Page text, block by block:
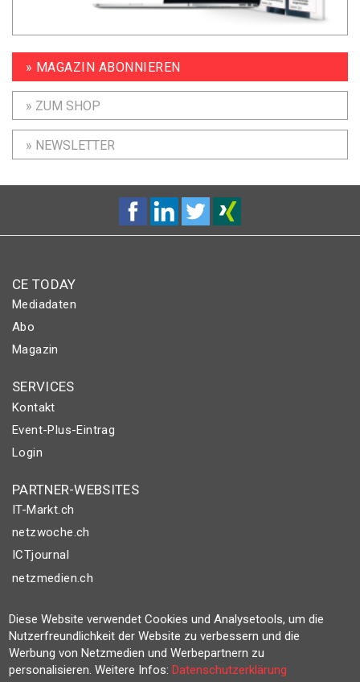
» MAGAZIN ABONNIEREN
» ZUM SHOP
» NEWSLETTER
CE TODAY
Mediadaten
Abo
Magazin
SERVICES
Kontakt
Event-Plus-Eintrag
Login
PARTNER-WEBSITES
IT-Markt.ch
netzwoche.ch
ICTjournal
netzmedien.ch
© NETZMEDIEN AG 2026
Impressum
AGB
Diese Website verwendet Cookies und Analysetools, um die
Nutzerfreundlichkeit der Website zu verbessern und die
Werbung von Netzmedien und Werbepartnern zu
personalisieren. Weitere Infos:Datenschutzerklärung